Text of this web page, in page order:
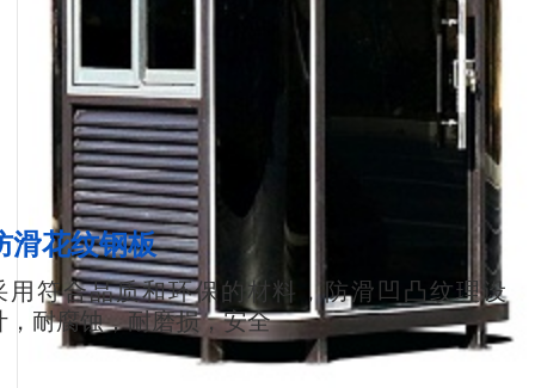
滑花纹钢板
用符合品质和环保的材料，防滑凹凸纹理设
，耐腐蚀，耐磨损，安全